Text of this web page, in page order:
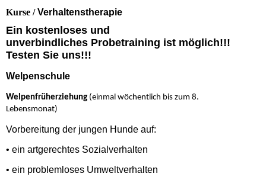
Kurse /Verhaltenstherapie
Ein kostenloses und
unverbindliches Probetraining ist möglich!!!
Testen Sie uns!!!
Welpenschule
Welpenfrüherziehung (einmal wöchentlich bis zum 8.
Lebensmonat)
Vorbereitung der jungen Hunde auf:
• ein artgerechtes Sozialverhalten
• ein problemloses Umweltverhalten